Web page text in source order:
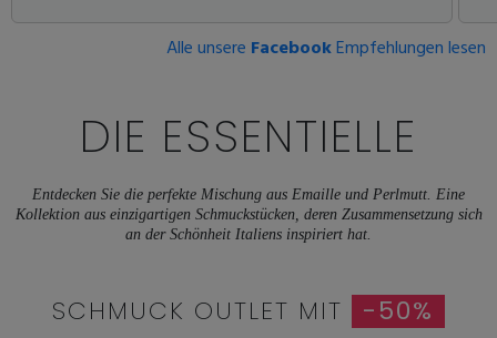
Alle unsere FacebookEmpfehlungen lesen
DIE ESSENTIELLE
Entdecken Sie die perfekte Mischung aus Emaille und Perlmutt. Eine
Kollektion aus einzigartigen Schmuckstücken, deren Zusammensetzung sich
an der Schönheit Italiens inspiriert hat.
SCHMUCK OUTLET MIT -50%